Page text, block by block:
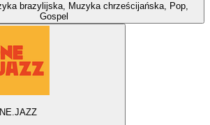
brazylijska, Muzyka chrześcijańska, Pop,
Gospel